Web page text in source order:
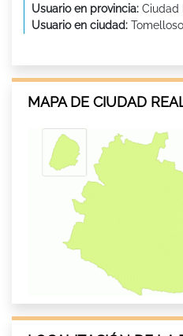
Usuario en provincia: Ciudad
Usuario en ciudad: Tomelloso
MAPA DE CIUDAD